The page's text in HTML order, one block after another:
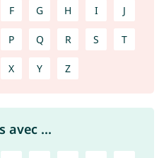
F G H I J
P Q R S T
X Y Z
avec ...